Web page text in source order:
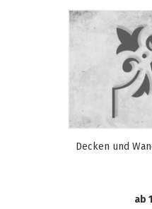
Decken und
ab